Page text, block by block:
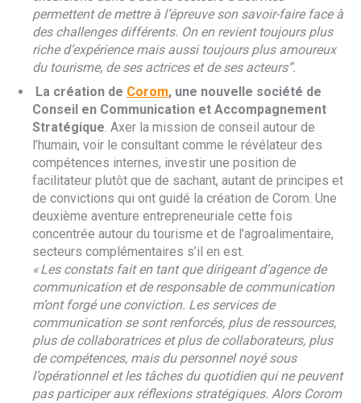
permettent de mettre à l’épreuve son savoir-faire face à
des challenges différents. On en revient toujours plus
riche d’expérience mais aussi toujours plus amoureux
du tourisme, de ses actrices et de ses acteurs”.
La création de Corom, une nouvelle société de
Conseil en Communication et Accompagnement
Stratégique. Axer la mission de conseil autour de
l’humain, voir le consultant comme le révélateur des
compétences internes, investir une position de
facilitateur plutôt que de sachant, autant de principes et
de convictions qui ont guidé la création de Corom. Une
deuxième aventure entrepreneuriale cette fois
concentrée autour du tourisme et de l’agroalimentaire,
secteurs complémentaires s’il en est.
« Les constats fait en tant que dirigeant d’agence de
communication et de responsable de communication
m’ont forgé une conviction. Les services de
communication se sont renforcés, plus de ressources,
plus de collaboratrices et plus de collaborateurs, plus
de compétences, mais du personnel noyé sous
l’opérationnel et les tâches du quotidien qui ne peuvent
pas participer aux réflexions stratégiques. Alors Corom